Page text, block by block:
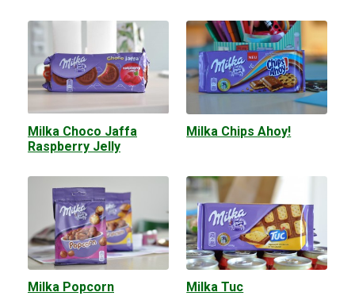
Milka Choco Jaffa
Raspberry Jelly
Milka Chips Ahoy!
Milka Popcorn Milka Tuc